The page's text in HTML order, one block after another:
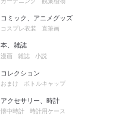
コミック、アニメグッズ
コスプレ衣装 直筆画
本、雑誌
漫画 雑誌 小説
コレクション
おまけ ボトルキャップ
アクセサリー、時計
懐中時計 時計用ケース